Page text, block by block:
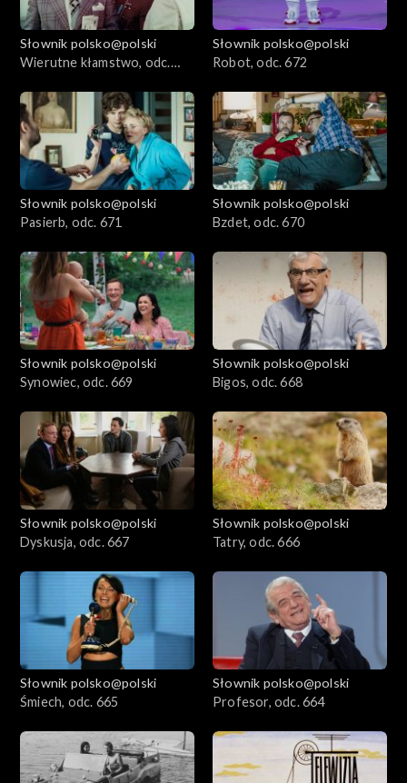
Słownik polsko@polski
Wierutne kłamstwo, odc.
Słownik polsko@polski
Robot, odc. 672
Słownik polsko@polski
Pasierb, odc. 671
Słownik polsko@polski
Bzdet, odc. 670
Słownik polsko@polski
Synowiec, odc. 669
Słownik polsko@polski
Bigos, odc. 668
Słownik polsko@polski
Dyskusja, odc. 667
Słownik polsko@polski
Tatry, odc. 666
Słownik polsko@polski
Śmiech, odc. 665
Słownik polsko@polski
Profesor, odc. 664